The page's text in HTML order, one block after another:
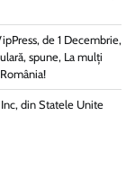
de 1 Decembrie,
spune, La mulți
din Statele Unite